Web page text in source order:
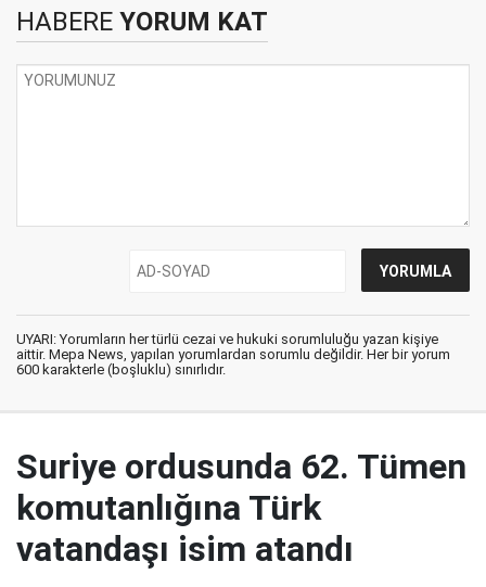
HABERE YORUM KAT
UYARI: Yorumların her türlü cezai ve hukuki sorumluluğu yazan kişiye
aittir. Mepa News, yapılan yorumlardan sorumlu değildir. Her bir yorum
600 karakterle (boşluklu) sınırlıdır.
Suriye ordusunda 62. Tümen
komutanlığına Türk
vatandaşı isim atandı